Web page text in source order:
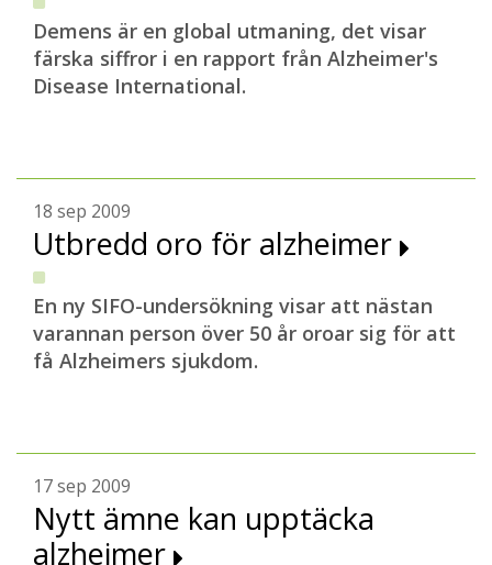
Demens är en global utmaning, det visar
färska siffror i en rapport från Alzheimer's
Disease International.
18 sep 2009
Utbredd oro för alzheimer
En ny SIFO-undersökning visar att nästan
varannan person över 50 år oroar sig för att
få Alzheimers sjukdom.
17 sep 2009
Nytt ämne kan upptäcka
alzheimer